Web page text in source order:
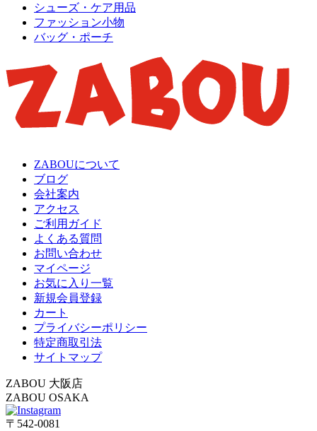
シューズ・ケア用品
ファッション小物
バッグ・ポーチ
ZABOUについて
ブログ
会社案内
アクセス
ご利用ガイド
よくある質問
お問い合わせ
マイページ
お気に入り一覧
新規会員登録
カート
プライバシーポリシー
特定商取引法
サイトマップ
ZABOU 大阪店
ZABOU OSAKA
〒542-0081